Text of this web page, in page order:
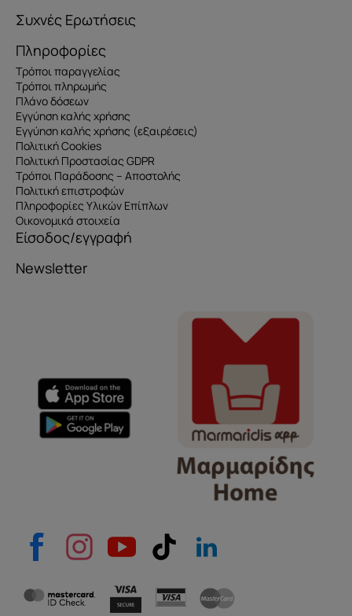
e-mail
Το μήνυμά σας
Συχνές Ερωτήσεις
Πληροφορίες
Τρόποι παραγγελίας
Τρόποι πληρωμής
Πλάνο δόσεων
Εγγύηση καλής χρήσης
Εγγύηση καλής χρήσης (εξαιρέσεις)
Πολιτική Cookies
Πολιτική Προστασίας GDPR
Τρόποι Παράδοσης – Αποστολής
Πολιτική επιστροφών
Πληροφορίες Υλικών Επίπλων
Οικονομικά στοιχεία
Είσοδος/εγγραφή
Newsletter